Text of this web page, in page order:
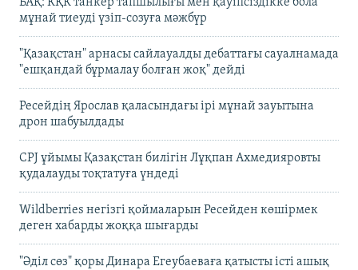
мұнай тиеуді үзіп-созуға мәжбүр
"Қазақстан" арнасы сайлауалды дебаттағы сауалнамада
"ешқандай бұрмалау болған жоқ" дейді
Ресейдің Ярослав қаласындағы ірі мұнай зауытына
дрон шабуылдады
CPJ ұйымы Қазақстан билігін Лұқпан Ахмедияровты
қудалауды тоқтатуға үндеді
Wildberries негізгі қоймаларын Ресейден көшірмек
деген хабарды жоққа шығарды
"Әділ сөз" қоры Динара Егеубаеваға қатысты істі ашық